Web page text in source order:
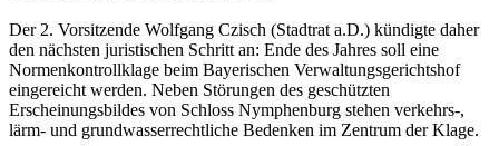
Der 2. Vorsitzende Wolfgang Czisch (Stadtrat a.D.) kündigte daher
den nächsten juristischen Schritt an: Ende des Jahres soll eine
Normenkontrollklage beim Bayerischen Verwaltungsgerichtshof
eingereicht werden. Neben Störungen des geschützten
Erscheinungsbildes von Schloss Nymphenburg stehen verkehrs-,
lärm- und grundwasserrechtliche Bedenken im Zentrum der Klage.